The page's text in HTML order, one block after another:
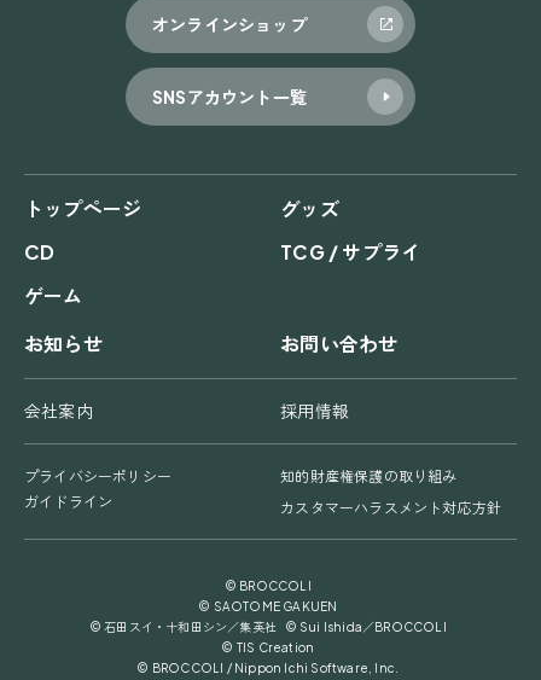
オンラインショップ
SNSアカウント一覧
トップページ
グッズ
CD
TCG / サプライ
ゲーム
お知らせ
お問い合わせ
会社案内 採用情報
プライバシーポリシー
知的財産権保護の取り組み
ガイドライン
カスタマーハラスメント対応方針
© BROCCOLI
© SAOTOME GAKUEN
© 石田スイ・十和田シン／集英社 © Sui Ishida／BROCCOLI
© TIS Creation
© BROCCOLI / Nippon Ichi Software, Inc.